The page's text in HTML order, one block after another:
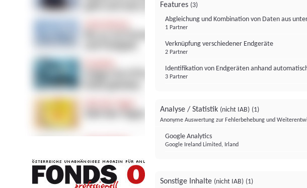
Features (3)
Abgleichung und Kombination von Daten aus
1 Partner
Verknüpfung verschiedener Endgeräte
2 Partner
Identifikation von Endgeräten anhand
3 Partner
Analyse / Statistik (nicht IAB) (1)
Anonyme Auswertung zur Fehlerbehebung und
Google Analytics
Google Ireland Limited, Irland
Sonstige Inhalte (nicht IAB) (1)